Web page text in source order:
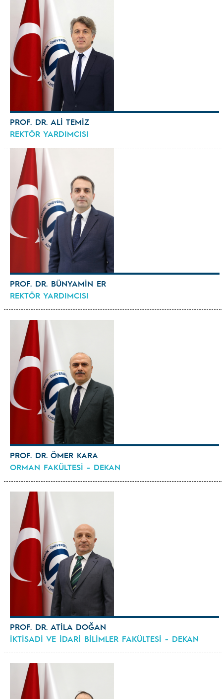
PROF. DR. ALİ TEMİZ
REKTÖR YARDIMCISI
PROF. DR. BÜNYAMİN ER
REKTÖR YARDIMCISI
PROF. DR. ÖMER KARA
ORMAN FAKÜLTESİ - DEKAN
PROF. DR. ATİLA DOĞAN
İKTİSADİ VE İDARİ BİLİMLER FAKÜLTESİ - DEKAN